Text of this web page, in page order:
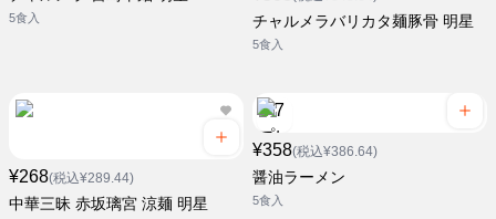
5食入 チャルメラバリカタ麺豚骨 明星
5食入
¥268(税込¥289.44)
中華三昧 赤坂璃宮 涼麺 明星
¥358(税込¥386.64)
醤油ラーメン
5食入